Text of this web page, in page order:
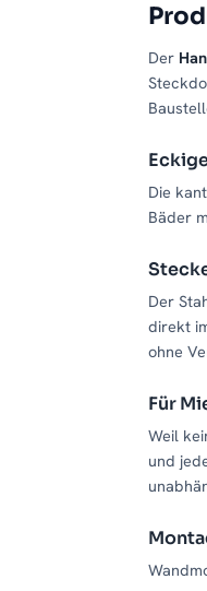
Der
Die
Bäder
Der
direkt
ohne
Für
Weil
und